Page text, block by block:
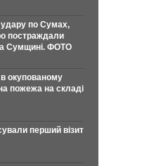
удару по Сумах,
постраждали
Сумщині. ФОТО
окупованому
пожежа на складі
перший візит